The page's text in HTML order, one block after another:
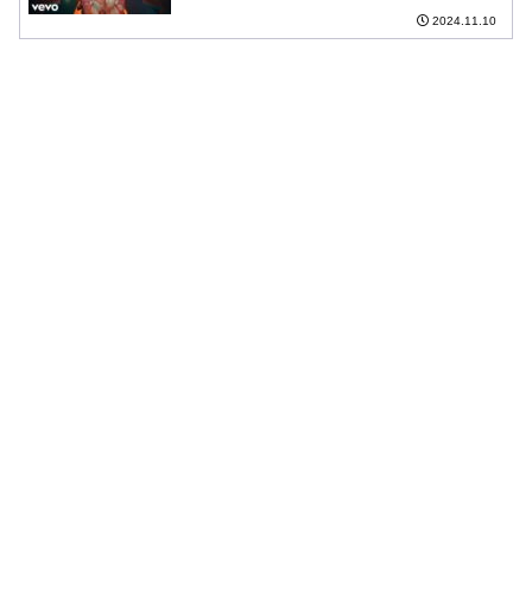
ー）,Giveon（ジヴェオン）【歌詞和
訳】
2024.11.10